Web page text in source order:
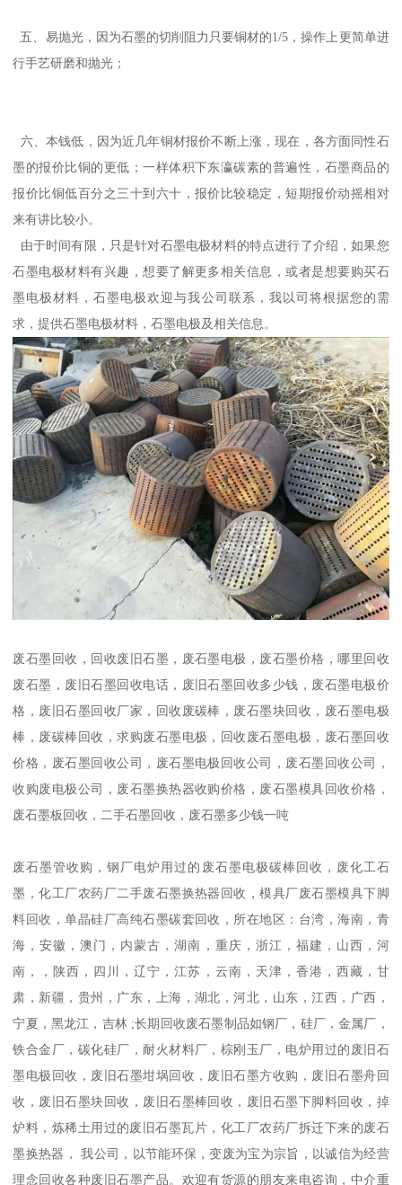
五、易抛光，因为石墨的切削阻力只要铜材的1/5，操作上更简单进
行手艺研磨和抛光；
六、本钱低，因为近几年铜材报价不断上涨，现在，各方面同性石
墨的报价比铜的更低；一样体积下东瀛碳素的普遍性，石墨商品的
报价比铜低百分之三十到六十，报价比较稳定，短期报价动摇相对
来有讲比较小。
由于时间有限，只是针对石墨电极材料的特点进行了介绍，如果您
石墨电极材料有兴趣，想要了解更多相关信息，或者是想要购买石
墨电极材料，石墨电极欢迎与我公司联系，我以司将根据您的需
求，提供石墨电极材料，石墨电极及相关信息。
废石墨回收，回收废旧石墨，废石墨电极，废石墨价格，哪里回收
废石墨，废旧石墨回收电话，废旧石墨回收多少钱，废石墨电极价
格，废旧石墨回收厂家，回收废碳棒，废石墨块回收，废石墨电极
棒，废碳棒回收，求购废石墨电极，回收废石墨电极，废石墨回收
价格，废石墨回收公司，废石墨电极回收公司，废石墨回收公司，
收购废电极公司，废石墨换热器收购价格，废石墨模具回收价格，
废石墨板回收，二手石墨回收，废石墨多少钱一吨
废石墨管收购，钢厂电炉用过的废石墨电极碳棒回收，废化工石
墨，化工厂农药厂二手废石墨换热器回收，模具厂废石墨模具下脚
料回收，单晶硅厂高纯石墨碳套回收，所在地区：台湾，海南，青
海，安徽，澳门，内蒙古，湖南，重庆，浙江，福建，山西，河
南，，陕西，四川，辽宁，江苏，云南，天津，香港，西藏，甘
肃，新疆，贵州，广东，上海，湖北，河北，山东，江西，广西，
宁夏，黑龙江，吉林 ;长期回收废石墨制品如钢厂，硅厂，金属厂，
铁合金厂，碳化硅厂，耐火材料厂，棕刚玉厂，电炉用过的废旧石
墨电极回收，废旧石墨坩埚回收，废旧石墨方收购，废旧石墨舟回
收，废旧石墨块回收，废旧石墨棒回收，废旧石墨下脚料回收，掉
炉料，炼稀土用过的废旧石墨瓦片，化工厂农药厂­拆迁下来的废石
墨换热器， 我公司，以节能环保，变废为宝为宗旨，以诚信为经营
理念回收各种废旧石墨产品。欢迎有货源的朋友来电咨询，中介重